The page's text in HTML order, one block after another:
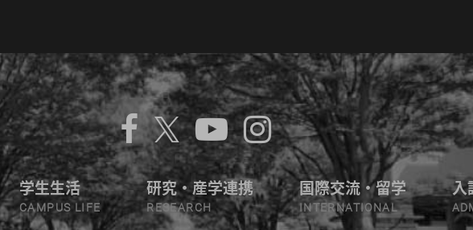
学生生活
CAMPUS LIFE
研究・産学連携
RESEARCH
国際交流・留学
INTERNATIONAL
入